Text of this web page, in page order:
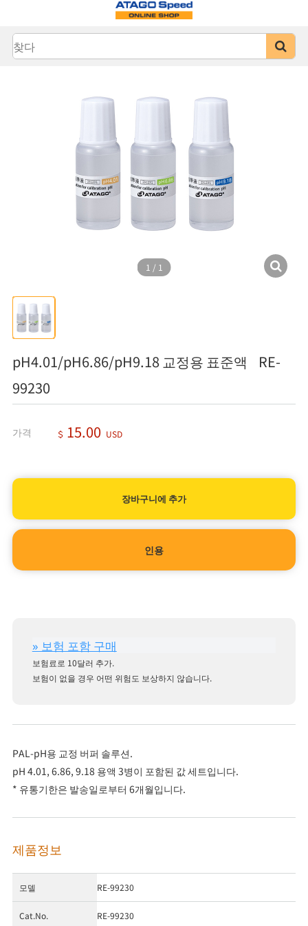
1 / 1
pH4.01/pH6.86/pH9.18 교정용 표준액 RE-
99230
가격 ＄ 15.00 USD
인용
보험료로 10달러 추가.
보험이 없을 경우 어떤 위험도 보상하지 않습니다.
PAL-pH용 교정 버퍼 솔루션.
pH 4.01, 6.86, 9.18 용액 3병이 포함된 값 세트입니다.
* 유통기한은 발송일로부터 6개월입니다.
제품정보
모델 RE-99230
Cat.No. RE-99230